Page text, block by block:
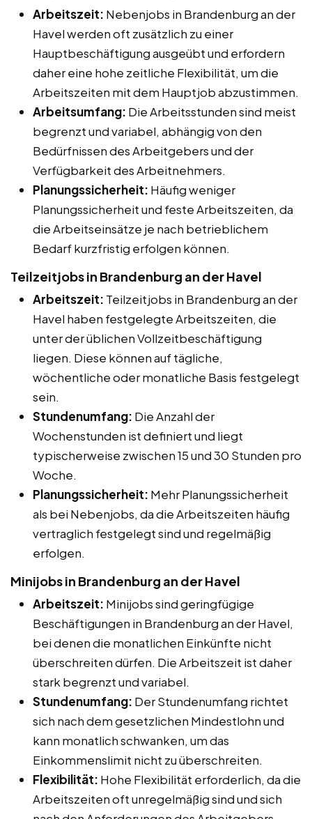
Arbeitszeit: Nebenjobs in Brandenburg an der
Havel werden oft zusätzlich zu einer
Hauptbeschäftigung ausgeübt und erfordern
daher eine hohe zeitliche Flexibilität, um die
Arbeitszeiten mit dem Hauptjob abzustimmen.
Arbeitsumfang: Die Arbeitsstunden sind meist
begrenzt und variabel, abhängig von den
Bedürfnissen des Arbeitgebers und der
Verfügbarkeit des Arbeitnehmers.
Planungssicherheit: Häufig weniger
Planungssicherheit und feste Arbeitszeiten, da
die Arbeitseinsätze je nach betrieblichem
Bedarf kurzfristig erfolgen können.
Teilzeitjobs in Brandenburg an der Havel
Arbeitszeit: Teilzeitjobs in Brandenburg an der
Havel haben festgelegte Arbeitszeiten, die
unter der üblichen Vollzeitbeschäftigung
liegen. Diese können auf tägliche,
wöchentliche oder monatliche Basis festgelegt
sein.
Stundenumfang: Die Anzahl der
Wochenstunden ist definiert und liegt
typischerweise zwischen 15 und 30 Stunden pro
Woche.
Planungssicherheit: Mehr Planungssicherheit
als bei Nebenjobs, da die Arbeitszeiten häufig
vertraglich festgelegt sind und regelmäßig
erfolgen.
Minijobs in Brandenburg an der Havel
Arbeitszeit: Minijobs sind geringfügige
Beschäftigungen in Brandenburg an der Havel,
bei denen die monatlichen Einkünfte nicht
überschreiten dürfen. Die Arbeitszeit ist daher
stark begrenzt und variabel.
Stundenumfang: Der Stundenumfang richtet
sich nach dem gesetzlichen Mindestlohn und
kann monatlich schwanken, um das
Einkommenslimit nicht zu überschreiten.
Flexibilität: Hohe Flexibilität erforderlich, da die
Arbeitszeiten oft unregelmäßig sind und sich